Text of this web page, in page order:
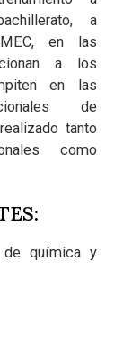
a
en las
a los
en las
de
tanto
como
de química y